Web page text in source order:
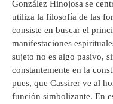
González Hinojosa se
utiliza la filosofía de las
consiste en buscar el
manifestaciones
sujeto no es algo pasivo,
constantemente en la
pues, que Cassirer ve al
función simbolizante. En